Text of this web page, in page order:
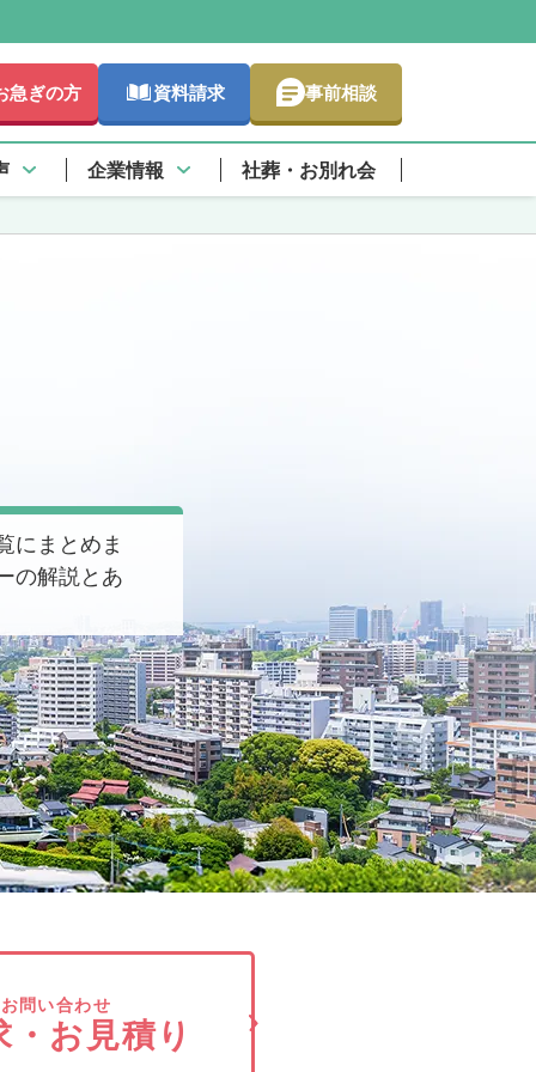
急ぎの方 資料請求 事前相談
企業情報 社葬・お別れ会
にまとめま
の解説とあ
問い合わせ
お見積り